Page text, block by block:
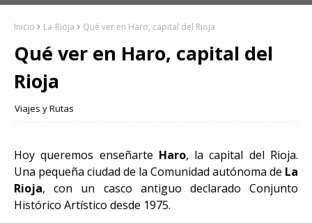
Inicio La-Rioja Qué ver en Haro, capital del Rioja
Qué ver en Haro, capital del
Rioja
Viajes y Rutas
Hoy queremos enseñarte Haro, la capital del Rioja.
Una pequeña ciudad de la Comunidad autónoma de La
Rioja, con un casco antiguo declarado Conjunto
Histórico Artístico desde 1975.